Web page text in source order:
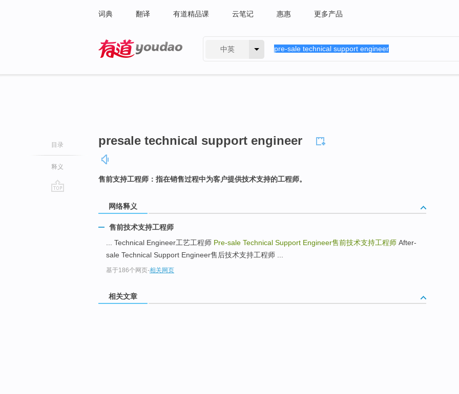
词典 翻译 有道精品课 云笔记 惠惠 更多产品
中英
目录
释义
presale technical support engineer
售前支持工程师：指在销售过程中为客户提供技术支持的工程师。
网络释义
售前技术支持工程师
... Technical Engineer工艺工程师 Pre-sale Technical Support Engineer售前技术支持工程师 After-
sale Technical Support Engineer售后技术支持工程师 ...
基于186个网页-相关网页
相关文章